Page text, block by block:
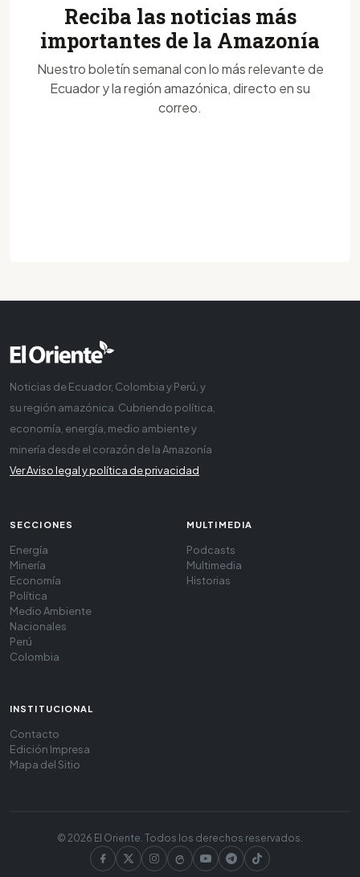
Reciba las noticias más
importantes de la Amazonía
Nuestro boletín semanal con lo más relevante de
Ecuador y la región amazónica, directo en su
correo.
Noticias de Ecuador, Colombia y Perú, y
su región amazónica. Cubriendo política,
economía, energía, medio ambiente y
minería desde el corazón de la Amazonía
Ver Aviso legal y política de privacidad
SECCIONES
Energía
Minería
Economía
Política
Medio Ambiente
Nacionales
Perú
Colombia
MULTIMEDIA
Podcasts
Multimedia
Historias
INSTITUCIONAL
Contacto
Edición Impresa
Mapa del Sitio
© 2026 El Oriente. Todos los derechos reservados.